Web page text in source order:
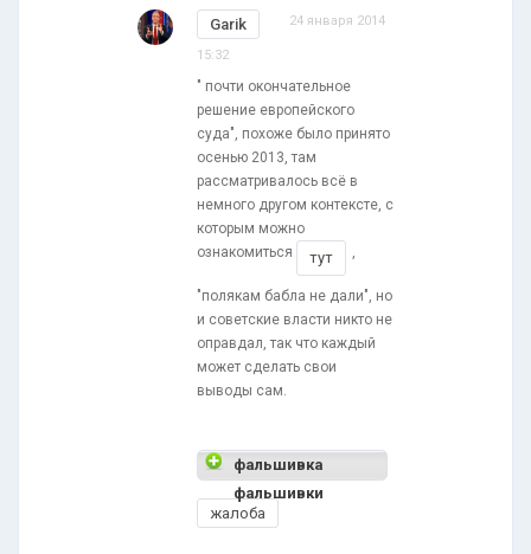
Garik 24 января 2014
15:32
" почти окончательное
решение европейского
суда", похоже было принято
осенью 2013, там
рассматривалось всё в
немного другом контексте, с
которым можно
ознакомиться
тут ,
"полякам бабла не дали", но
и советские власти никто не
оправдал, так что каждый
может сделать свои
выводы сам.
фальшивка
фальшивки
жалоба